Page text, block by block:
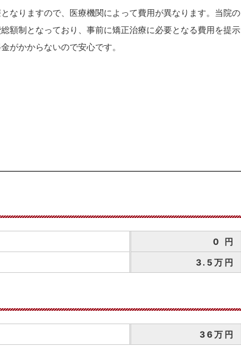
なりますので、医療機関によって費用が異なります。当院の
額制となっており、事前に矯正治療に必要となる費用を提示
がかからないので安心です。
0 円
3.5万円
36万円